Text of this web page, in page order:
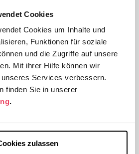
Cookies
Cookies um Inhalte und
Funktionen für soziale
und die Zugriffe auf unsere
Mit ihrer Hilfe können wir
Services verbessern.
finden Sie in unserer
.
zulassen
zu motivieren und
in Deutschland
zeigt auf, dass dies
ist. Dabei versucht der
dunkle
der aktuell geltenden